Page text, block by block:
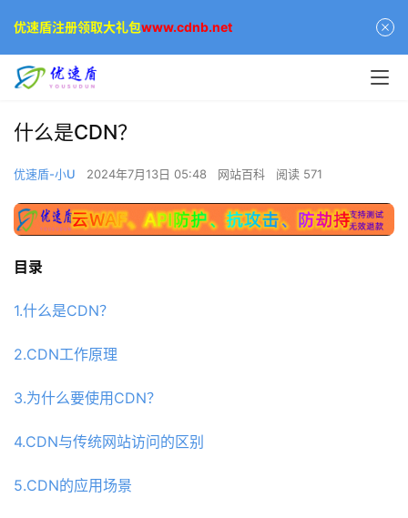
什么是CDN？
优速盾-小U 2024年7月13日 05:48 网站百科 阅读 571
目录
1.什么是CDN？
2.CDN工作原理
3.为什么要使用CDN？
4.CDN与传统网站访问的区别
5.CDN的应用场景
优速盾注册领取大礼包www.cdnb.net